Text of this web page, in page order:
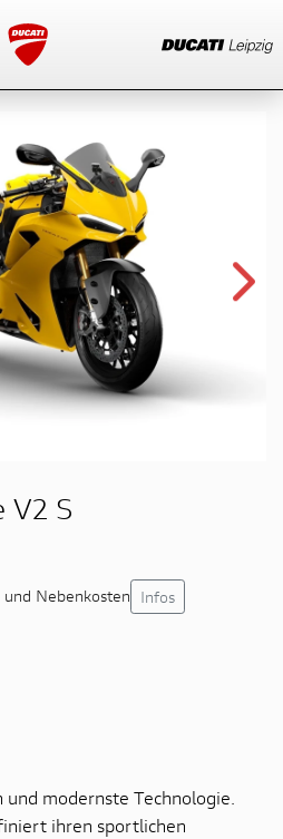
V2 S
Nebenkosten Infos
modernste Technologie.
ihren sportlichen